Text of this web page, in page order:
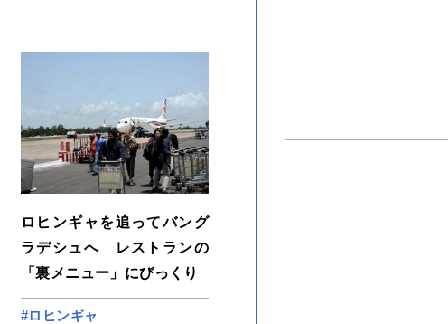
ロヒンギャを追ってバング
ラデシュへ レストランの
「裏メニュー」にびっくり
#ロヒンギャ